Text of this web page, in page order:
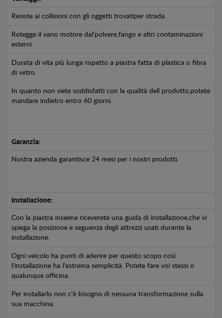
Resiste ai collisioni con gli oggetti trovatiper strada.
Rotegge il vano motore dal'polvere,fango e altri contaminazioni
esterni.
Durata di vita più lunga rispetto a piastra fatta di plastica o fibra
di vetro.
In quanto non siete soddisfatti con la qualità dell prodotto,potete
mandare indietro entro 60 giorni.
Garanzia:
Nostra azienda garantisce 24 mesi per i nostri prodotti.
Installazione:
Con la piastra insieme riceverete una guida di installazione,che vi
spiega la posizione e seguenza degli attrezzi usati durante la
installazione.
Ogni veicolo ha punti di aderire per questo scopo così
l'installazione ha l'estrema semplicità. Potete fare voi stessi o
qualunque officina.
Per installarlo non c'è bisogno di nessuna transformazione sulla
sua macchina.